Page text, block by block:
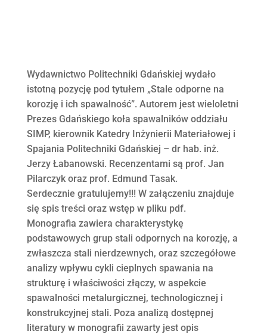
Wydawnictwo Politechniki Gdańskiej wydało
istotną pozycję pod tytułem „Stale odporne na
korozję i ich spawalność”. Autorem jest wieloletni
Prezes Gdańskiego koła spawalników oddziału
SIMP, kierownik Katedry Inżynierii Materiałowej i
Spajania Politechniki Gdańskiej – dr hab. inż.
Jerzy Łabanowski. Recenzentami są prof. Jan
Pilarczyk oraz prof. Edmund Tasak.
Serdecznie gratulujemy!!! W załączeniu znajduje
się spis treści oraz wstęp w pliku pdf.
Monografia zawiera charakterystykę
podstawowych grup stali odpornych na korozję, a
zwłaszcza stali nierdzewnych, oraz szczegółowe
analizy wpływu cykli cieplnych spawania na
strukturę i właściwości złączy, w aspekcie
spawalności metalurgicznej, technologicznej i
konstrukcyjnej stali. Poza analizą dostępnej
literatury w monografii zawarty jest opis